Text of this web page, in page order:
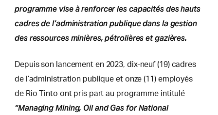
programme vise à renforcer les capacités des hauts
cadres de l’administration publique dans la gestion
des ressources minières, pétrolières et gazières.
Depuis son lancement en 2023, dix-neuf (19) cadres
de l’administration publique et onze (11) employés
de Rio Tinto ont pris part au programme intitulé
“Managing Mining, Oil and Gas for National